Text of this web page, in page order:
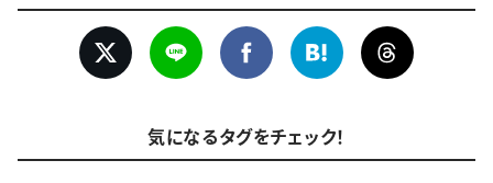
気になるタグをチェック！